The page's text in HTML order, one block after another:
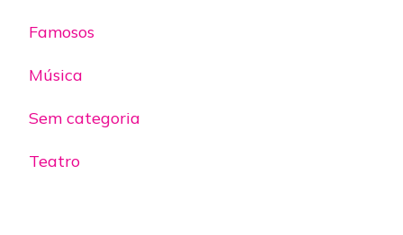
Famosos
Música
Sem categoria
Teatro